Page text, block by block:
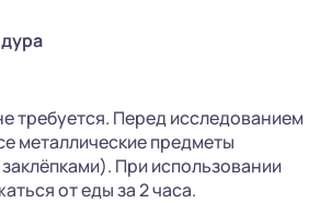
требуется. Перед исследованием
металлические предметы
При использовании
от еды за 2 часа.